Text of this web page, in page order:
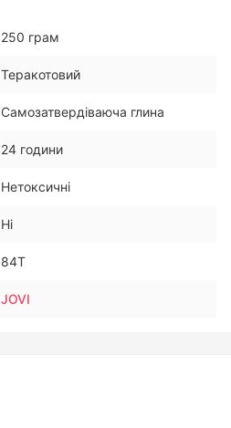
250 грам
Теракотовий
Самозатвердіваюча глина
24 години
Нетоксичні
Ні
84T
JOVI